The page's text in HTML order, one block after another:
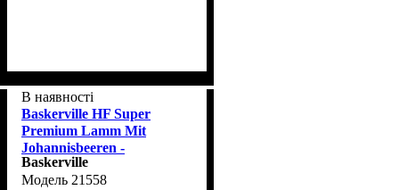
В наявності
Baskerville HF Super
Premium Lamm Mit
Johannisbeeren -
Консервований корм для
цуценят з ягням та
Baskerville
21558